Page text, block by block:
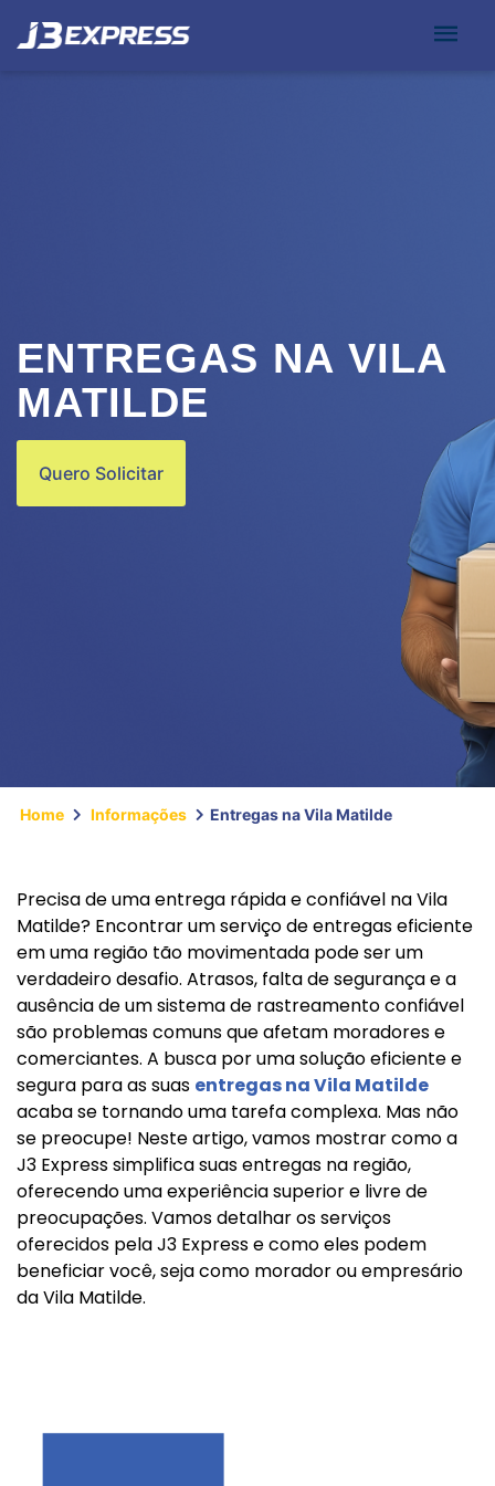
ENTREGAS NA VILA
MATILDE
Quero Solicitar
Home Informações Entregas na Vila Matilde
Precisa de uma entrega rápida e confiável na Vila
Matilde? Encontrar um serviço de entregas eficiente
em uma região tão movimentada pode ser um
verdadeiro desafio. Atrasos, falta de segurança e a
ausência de um sistema de rastreamento confiável
são problemas comuns que afetam moradores e
comerciantes. A busca por uma solução eficiente e
segura para as suas entregas na Vila Matilde
acaba se tornando uma tarefa complexa. Mas não
se preocupe! Neste artigo, vamos mostrar como a
J3 Express simplifica suas entregas na região,
oferecendo uma experiência superior e livre de
preocupações. Vamos detalhar os serviços
oferecidos pela J3 Express e como eles podem
beneficiar você, seja como morador ou empresário
da Vila Matilde.